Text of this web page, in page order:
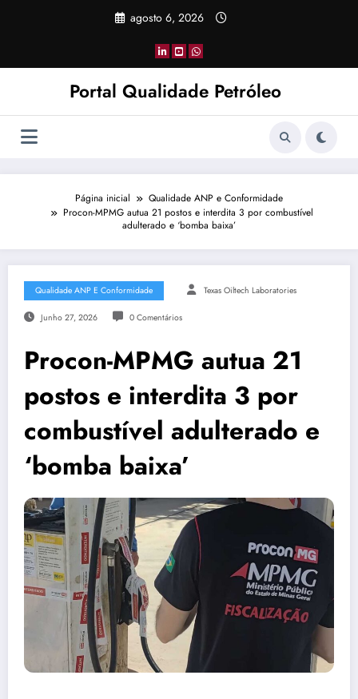
agosto 6, 2026
Portal Qualidade Petróleo
Página inicial
Qualidade ANP e Conformidade
Procon-MPMG autua 21 postos e interdita 3 por combustível
adulterado e ‘bomba baixa’
Qualidade ANP E Conformidade Texas Oiltech Laboratories
Junho 27, 2026 0 Comentários
Procon-MPMG autua 21
postos e interdita 3 por
combustível adulterado e
‘bomba baixa’